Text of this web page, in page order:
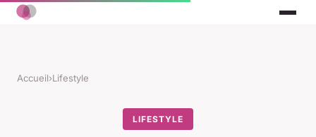
Accueil›Lifestyle
LIFESTYLE